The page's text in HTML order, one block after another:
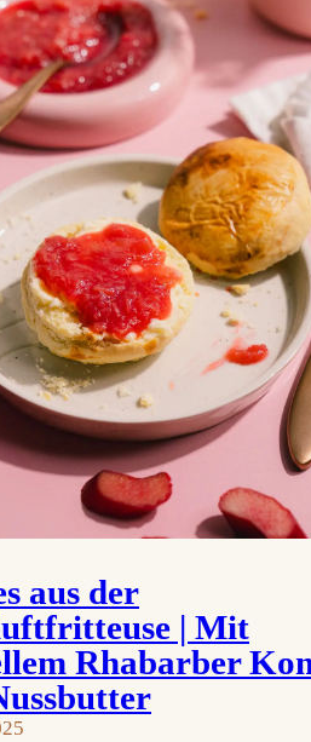
aus der
| Mit
Rhabarber